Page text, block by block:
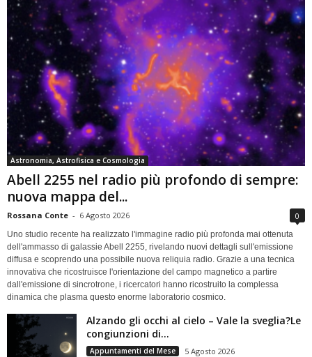
Astronomia, Astrofisica e Cosmologia
Abell 2255 nel radio più profondo di sempre:
nuova mappa del...
Rossana Conte - 6 Agosto 2026 0
Uno studio recente ha realizzato l'immagine radio più profonda mai ottenuta
dell'ammasso di galassie Abell 2255, rivelando nuovi dettagli sull'emissione
diffusa e scoprendo una possibile nuova reliquia radio. Grazie a una tecnica
innovativa che ricostruisce l'orientazione del campo magnetico a partire
dall'emissione di sincrotrone, i ricercatori hanno ricostruito la complessa
dinamica che plasma questo enorme laboratorio cosmico.
Alzando gli occhi al cielo – Vale la sveglia?Le
congiunzioni di...
Appuntamenti del Mese 5 Agosto 2026